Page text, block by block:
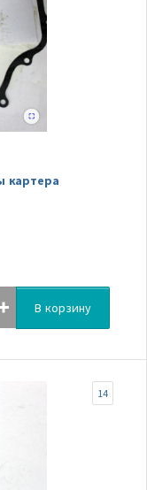
картера
В корзину
14